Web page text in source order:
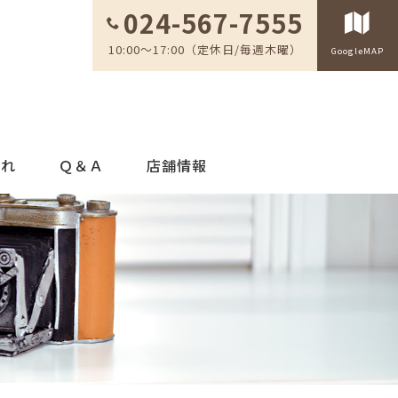
024-567-7555
10:00～17:00（定休日/毎週木曜） GoogleMAP
Ｑ＆Ａ 店舗情報